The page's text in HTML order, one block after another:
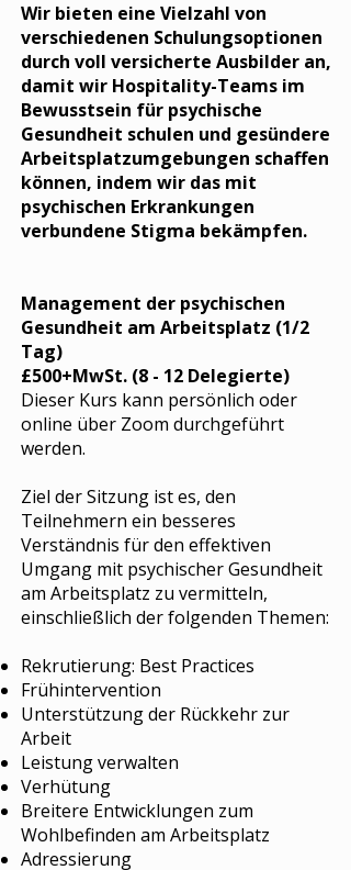
Wir bieten eine Vielzahl von
verschiedenen Schulungsoptionen
durch voll versicherte Ausbilder an,
damit wir Hospitality-Teams im
Bewusstsein für psychische
Gesundheit schulen und gesündere
Arbeitsplatzumgebungen schaffen
können, indem wir das mit
psychischen Erkrankungen
verbundene Stigma bekämpfen.
Management der psychischen
Gesundheit am Arbeitsplatz (1/2
Tag)
£500+MwSt. (8 - 12 Delegierte)
Dieser Kurs kann persönlich oder
online über Zoom durchgeführt
werden.
Ziel der Sitzung ist es, den
Teilnehmern ein besseres
Verständnis für den effektiven
Umgang mit psychischer Gesundheit
am Arbeitsplatz zu vermitteln,
einschließlich der folgenden Themen:
Rekrutierung: Best Practices
Frühintervention
Unterstützung der Rückkehr zur
Arbeit
Leistung verwalten
Verhütung
Breitere Entwicklungen zum
Wohlbefinden am Arbeitsplatz
Adressierung